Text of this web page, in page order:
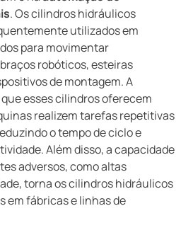
. Os cilindros hidráulicos
utilizados em
para movimentar
robóticos, esteiras
de montagem. A
esses cilindros oferecem
realizem tarefas repetitivas
o tempo de ciclo e
Além disso, a capacidade
adversos, como altas
torna os cilindros hidráulicos
em fábricas e linhas de